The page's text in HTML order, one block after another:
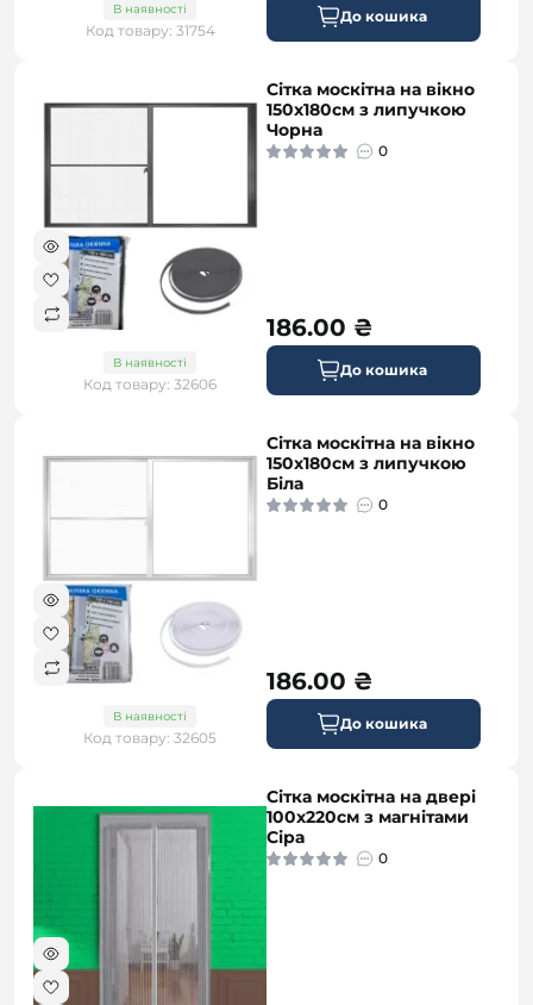
В наявності
Код товару: 31754
До кошика
В наявності
Код товару: 32606
Сітка москітна на вікно
150х180см з липучкою
Чорна
0
186.00 ₴
До кошика
В наявності
Код товару: 32605
Сітка москітна на вікно
150х180см з липучкою
Біла
0
186.00 ₴
До кошика
Сітка москітна на двері
100х220см з магнітами
Сіра
0